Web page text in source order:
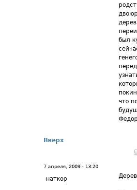
был
что
Вверх
7 апреля, 2009 - 13:20
наткор